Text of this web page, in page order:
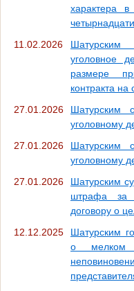
характера
11.02.2026
Шатурским
уголовное
размере
контракта
27.01.2026
Шатурским
уголовному
27.01.2026
Шатурским
уголовному
27.01.2026
Шатурским
штрафа за
договору о
12.12.2025
Шатурским
о мелком